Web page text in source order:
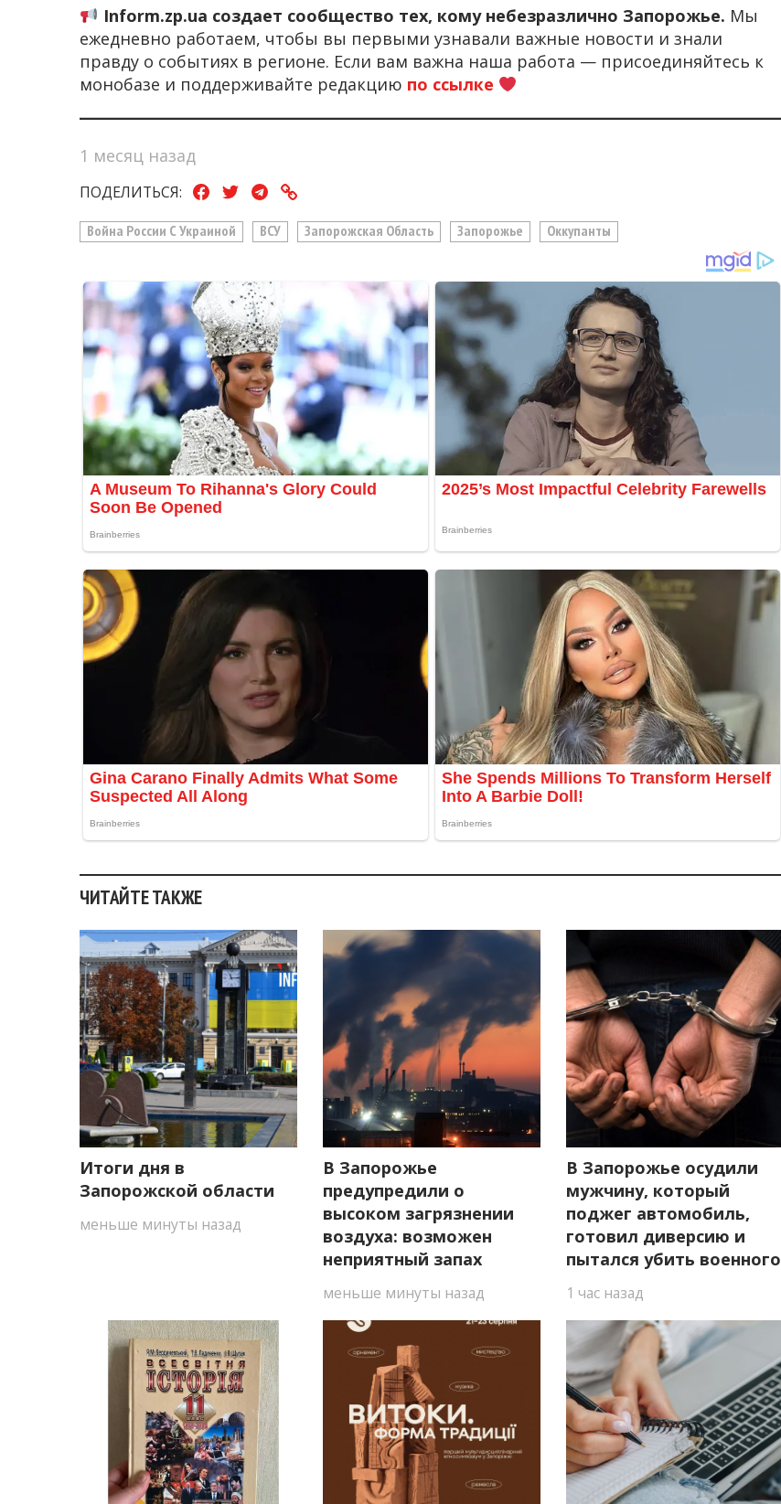
Inform.zp.ua создает сообщество тех, кому небезразлично Запорожье. Мы
ежедневно работаем, чтобы вы первыми узнавали важные новости и знали
правду о событиях в регионе. Если вам важна наша работа — присоединяйтесь к
монобазе и поддерживайте редакцию по ссылке
1 месяц назад
ПОДЕЛИТЬСЯ:
Война России С Украиной ВСУ Запорожская Область Запорожье Оккупанты
ЧИТАЙТЕ ТАКЖЕ
Итоги дня в
Запорожской области
меньше минуты назад
В Запорожье
предупредили о
высоком загрязнении
воздуха: возможен
неприятный запах
меньше минуты назад
В Запорожье осудили
мужчину, который
поджег автомобиль,
готовил диверсию и
пытался убить военного
1 час назад